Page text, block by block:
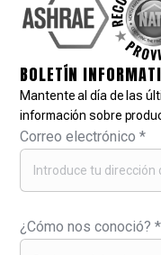
BOLETÍN
Mantente al día de las
información sobre
Correo electrónico*
¿Cómo nos conoció?*